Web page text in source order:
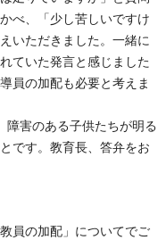
べ、「少し苦しいですけ
いただきました。一緒に
ていた発言と感じました
員の加配も必要と考えま
障害のある子供たちが明る
です。教育長、答弁をお
員の加配」についてでご